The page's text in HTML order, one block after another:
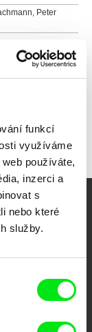
funkcí
využíváme
používáte,
inzerci a
s
nebo které
služby.
Peter